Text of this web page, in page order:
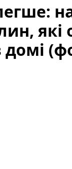
які
домі